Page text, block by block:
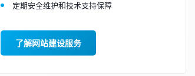
定期安全维护和技术支持保障
了解网站建设服务